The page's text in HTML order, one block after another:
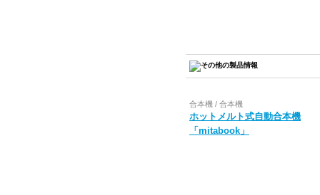
合本機 / 合本機
ホットメルト式自動合本機
「mitabook」